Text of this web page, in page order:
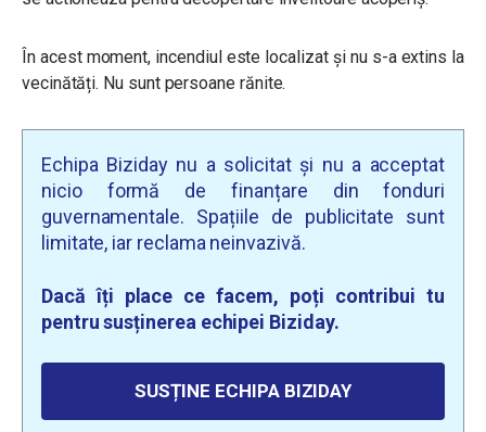
În acest moment, incendiul este localizat și nu s-a extins la
vecinătăți. Nu sunt persoane rănite.
Echipa Biziday nu a solicitat și nu a acceptat
nicio formă de finanțare din fonduri
guvernamentale. Spațiile de publicitate sunt
limitate, iar reclama neinvazivă.
Dacă îți place ce facem, poți contribui tu
pentru susținerea echipei Biziday.
SUSȚINE ECHIPA BIZIDAY